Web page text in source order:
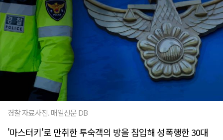
경찰 자료사진. 매일신문 DB
'마스터키'로 만취한 투숙객의 방을 침입해 성폭행한 30대